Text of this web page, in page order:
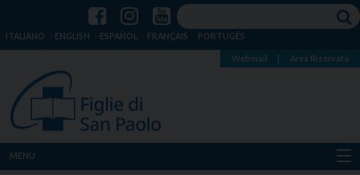
ITALIANO ENGLISH ESPAÑOL FRANÇAIS PORTUGÊS
Webmail Area Riservata
MENU